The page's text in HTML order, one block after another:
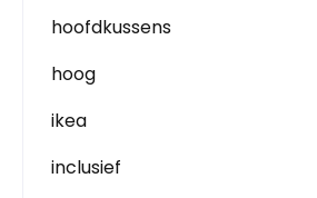
hoofdkussens
hoog
ikea
inclusief